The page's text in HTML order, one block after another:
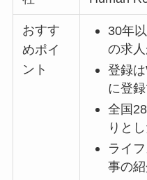
おすす
めポイ
ント
30年
の求
登録
に登
全国
りと
ライ
事の